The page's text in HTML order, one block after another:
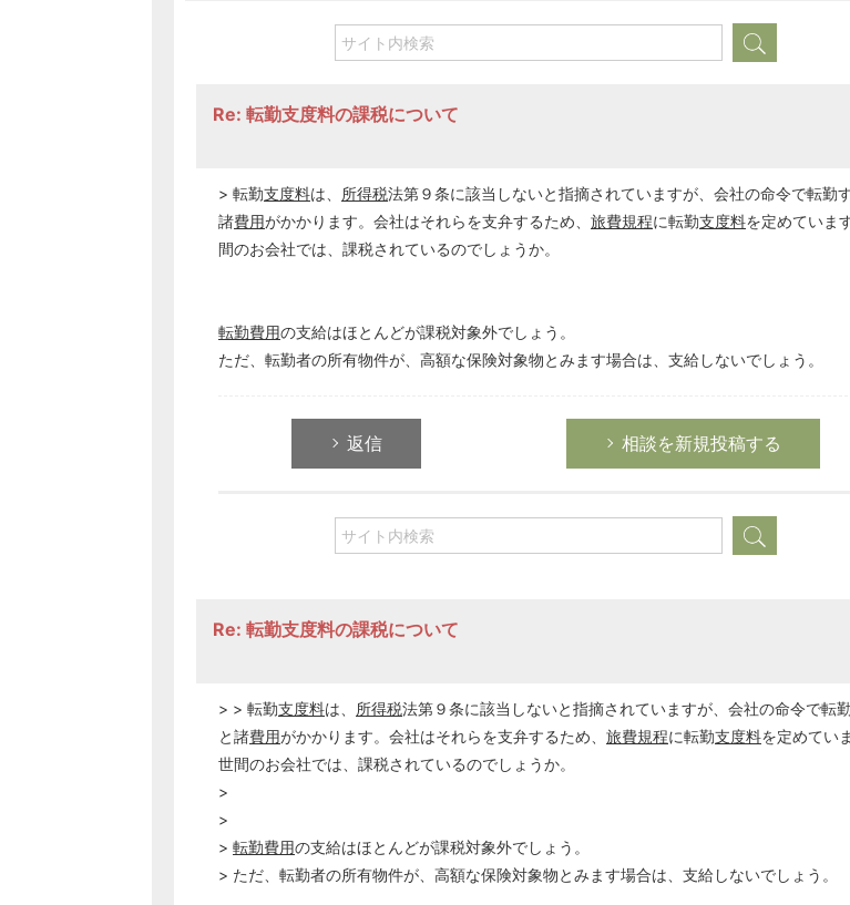
Re: 転勤支度料の課税について
> 転勤支度料は、 所得税法第９条に該当しないと指摘されていますが、会社の命令で転勤
諸費用がかかります。会社はそれらを支弁するため、 旅費規程に転勤支度料を定めていま
間のお会社では、課税されているのでしょうか。
転勤費用の支給はほとんどが課税対象外でしょう。
ただ、転勤者の所有物件が、高額な保険対象物とみます場合は、支給しないでしょう。
返信 相談を新規投稿する
Re: 転勤支度料の課税について
> > 転勤支度料は、 所得税法第９条に該当しないと指摘されていますが、会社の命令で転
と諸費用がかかります。会社はそれらを支弁するため、 旅費規程に転勤支度料を定めてい
世間のお会社では、課税されているのでしょうか。
>
>
> 転勤費用の支給はほとんどが課税対象外でしょう。
> ただ、転勤者の所有物件が、高額な保険対象物とみます場合は、支給しないでしょう。
労務管理